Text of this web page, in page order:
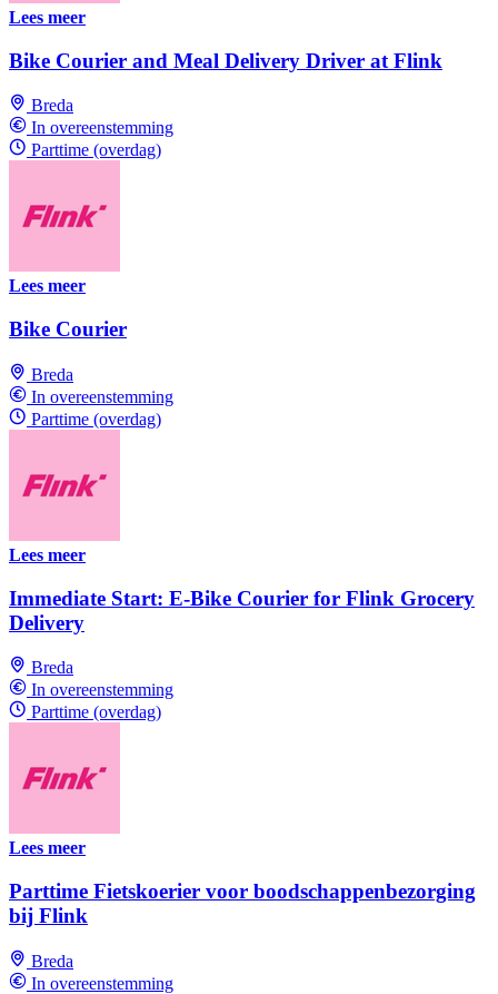
Lees meer
Bike Courier and Meal Delivery Driver at Flink
Breda
In overeenstemming
Parttime (overdag)
Lees meer
Bike Courier
Breda
In overeenstemming
Parttime (overdag)
Lees meer
Immediate Start: E-Bike Courier for Flink Grocery
Delivery
Breda
In overeenstemming
Parttime (overdag)
Lees meer
Parttime Fietskoerier voor boodschappenbezorging
bij Flink
Breda
In overeenstemming